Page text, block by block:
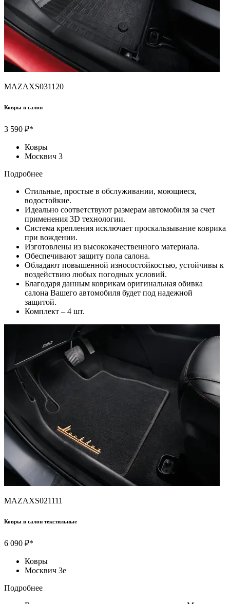
MAZAXS031120
Ковры в салон
3 590 ₽*
Ковры
Москвич 3
Подробнее
Cтильные, простые в обслуживании, моющиеся,
водостойкие.
Идеально соответствуют размерам автомобиля за счет
применения 3D технологии.
Система крепления исключает проскальзывание коврика
при вождении.
Изготовлены из высококачественного материала.
Обеспечивают защиту пола салона.
Обладают повышенной износостойкостью, устойчивы к
воздействию любых погодных условий.
Благодаря данным коврикам оригинальная обивка
салона Вашего автомобиля будет под надежной
защитой.
Комплект – 4 шт.
MAZAXS021111
Ковры в салон текстильные
6 090 ₽*
Ковры
Москвич 3e
Подробнее